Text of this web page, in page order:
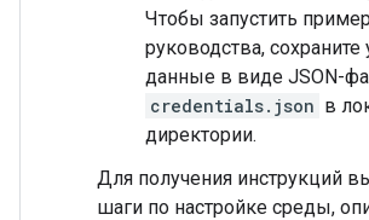
Чтобы запустить
руководства, сохраните
данные в виде JSON-
credentials.json в
директории.
Для получения инструкций
шаги по настройке среды,